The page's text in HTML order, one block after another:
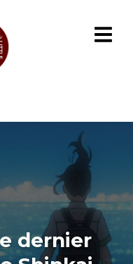
dernier